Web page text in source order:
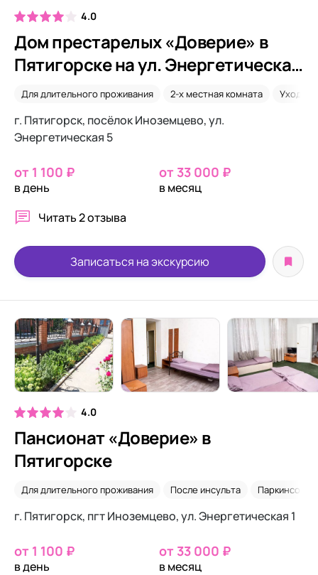
4.0
Дом престарелых «Доверие» в
Пятигорске на ул. Энергетическая
5
Для длительного проживания 2-х местная комната Уход
г. Пятигорск, посёлок Иноземцево, ул.
Энергетическая 5
от 1 100 ₽
в день
от 33 000 ₽
в месяц
Читать2 отзыва
Записаться на экскурсию
4.0
Пансионат «Доверие» в
Пятигорске
Для длительного проживания После инсульта Паркинсон
г. Пятигорск, пгт Иноземцево, ул. Энергетическая 1
от 1 100 ₽
в день
от 33 000 ₽
в месяц